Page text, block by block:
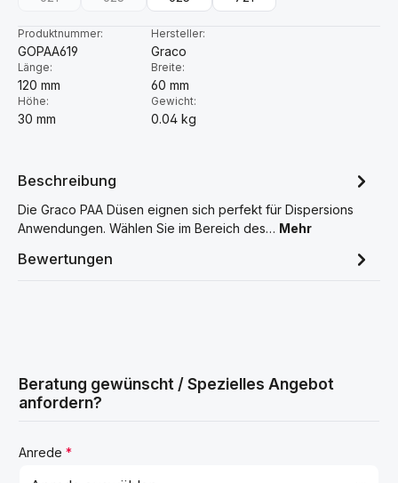
(Diese Option ist zurzeit nicht verfügbar.)
(Diese Option ist zurzeit nicht verfügbar.)
Produktnummer:
GOPAA619
Hersteller:
Graco
Länge:
120 mm
Breite:
60 mm
Höhe:
30 mm
Gewicht:
0.04 kg
Beschreibung
Die Graco PAA Düsen eignen sich perfekt für Dispersions
Anwendungen. Wählen Sie im Bereich des… Mehr
Bewertungen
Beratung gewünscht / Spezielles Angebot
anfordern?
Anrede *